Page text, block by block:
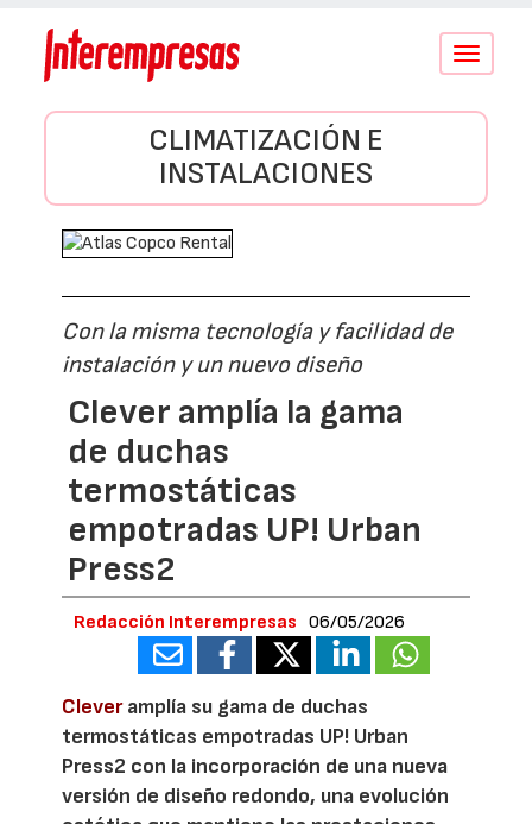
Conmutar
CLIMATIZACIÓN E
INSTALACIONES
Con la misma tecnología y facilidad de
instalación y un nuevo diseño
Clever amplía la gama
de duchas
termostáticas
empotradas UP! Urban
Press2
Redacción Interempresas 06/05/2026
Cleveramplía su gama de duchas
termostáticas empotradas UP! Urban
Press2 con la incorporación de una nueva
versión de diseño redondo, una evolución